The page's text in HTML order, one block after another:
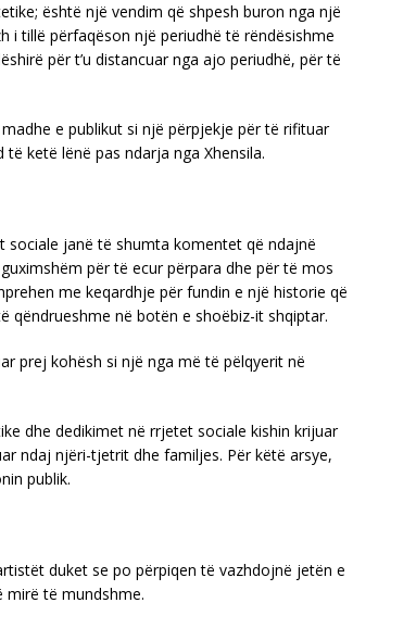
është një vendim që shpesh buron nga një
i tillë përfaqëson një periudhë të rëndësishme
për t’u distancuar nga ajo periudhë, për të
e publikut si një përpjekje për të rifituar
ketë lënë pas ndarja nga Xhensila.
sociale janë të shumta komentet që ndajnë
për të ecur përpara dhe për të mos
me keqardhje për fundin e një historie që
qëndrueshme në botën e shoëbiz-it shqiptar.
prej kohësh si një nga më të pëlqyerit në
dhe dedikimet në rrjetet sociale kishin krijuar
ndaj njëri-tjetrit dhe familjes. Për këtë arsye,
publik.
duket se po përpiqen të vazhdojnë jetën e
mirë të mundshme.